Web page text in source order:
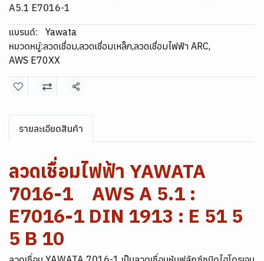
A5.1 E7016-1
แบรนด์:
Yawata
หมวดหมู่:ลวดเชื่อม,ลวดเชื่อมเหล็ก,ลวดเชื่อมไฟฟ้า ARC,
AWS E70XX
แชร์
รายละเอียดสินค้า
ลวดเชื่อมไฟฟ้า YAWATA
7016-1 AWS A 5.1 :
E7016-1 DIN 1913 : E 51 5
5 B 10